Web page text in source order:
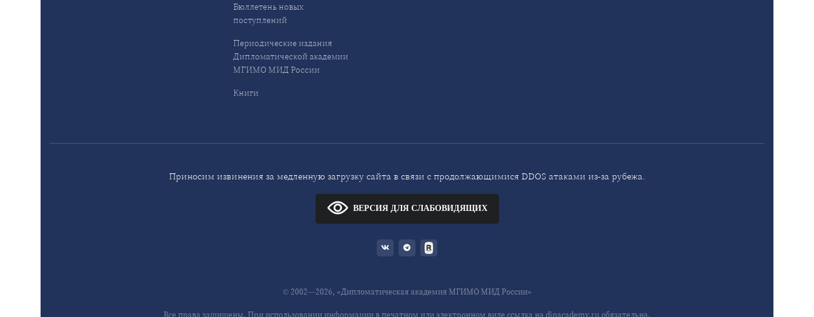
Бюллетень новых
поступлений
Периодические издания
Дипломатической академии
МГИМО МИД России
Книги
Приносим извинения за медленную загрузку сайта в связи с продолжающимися DDOS атаками из-за рубежа.
ВЕРСИЯ ДЛЯ СЛАБОВИДЯЩИХ
© 2002—2026, «Дипломатическая академия МГИМО МИД России»
Все права защищены. При использовании информации в печатном или электронном виде ссылка на dipacademy.ru обязательна.